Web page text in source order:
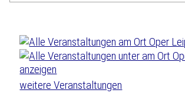
weitere Veranstaltungen